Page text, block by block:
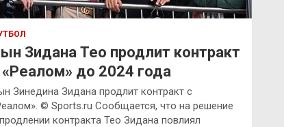
Зидана Тео продлит контракт
«Реалом» до 2024 года
Зинедина Зидана продлит контракт с
© Sports.ru Сообщается, что на решение
контракта Тео Зидана повлиял